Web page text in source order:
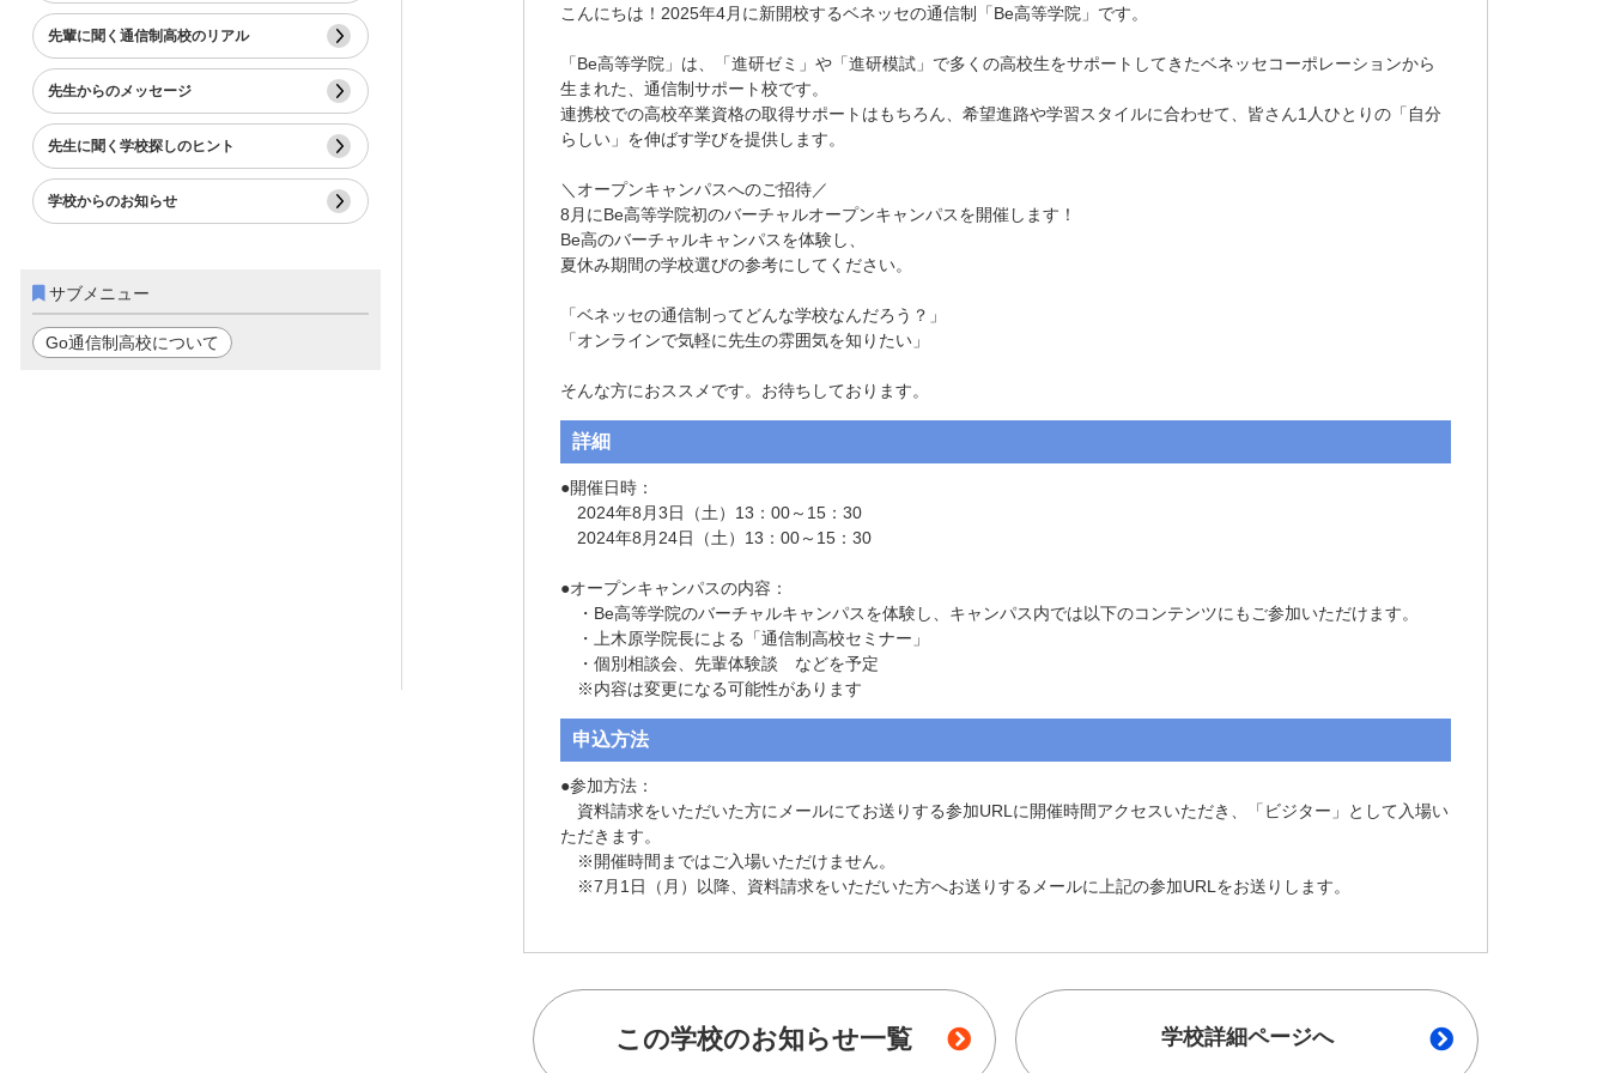
先輩に聞く通信制高校のリアル
先生からのメッセージ
先生に聞く学校探しのヒント
学校からのお知らせ
サブメニュー
Go通信制高校について
こんにちは！2025年4月に新開校するベネッセの通信制「Be高等学院」です。
「Be高等学院」は、「進研ゼミ」や「進研模試」で多くの高校生をサポートしてきたベネッセコーポレーションから
生まれた、通信制サポート校です。
連携校での高校卒業資格の取得サポートはもちろん、希望進路や学習スタイルに合わせて、皆さん1人ひとりの「自分
らしい」を伸ばす学びを提供します。
＼オープンキャンパスへのご招待／
8月にBe高等学院初のバーチャルオープンキャンパスを開催します！
Be高のバーチャルキャンパスを体験し、
夏休み期間の学校選びの参考にしてください。
「ベネッセの通信制ってどんな学校なんだろう？」
「オンラインで気軽に先生の雰囲気を知りたい」
そんな方におススメです。お待ちしております。
詳細
●開催日時：
2024年8月3日（土）13：00～15：30
2024年8月24日（土）13：00～15：30
●オープンキャンパスの内容：
・Be高等学院のバーチャルキャンパスを体験し、キャンパス内では以下のコンテンツにもご参加いただけます。
・上木原学院長による「通信制高校セミナー」
・個別相談会、先輩体験談　などを予定
※内容は変更になる可能性があります
申込方法
●参加方法：
資料請求をいただいた方にメールにてお送りする参加URLに開催時間アクセスいただき、「ビジター」として入場い
ただきます。
※開催時間まではご入場いただけません。
※7月1日（月）以降、資料請求をいただいた方へお送りするメールに上記の参加URLをお送りします。
この学校のお知らせ一覧 学校詳細ページへ